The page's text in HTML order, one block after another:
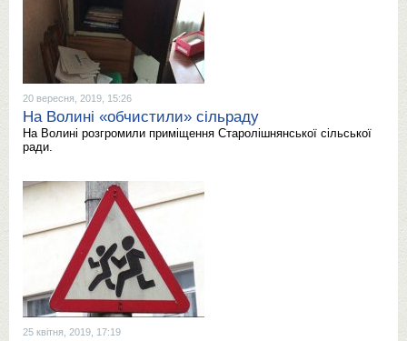
20 вересня, 2019, 15:26
На Волині «обчистили» сільраду
На Волині розгромили приміщення Старолішнянської сільської
ради.
25 квітня, 2019, 17:19